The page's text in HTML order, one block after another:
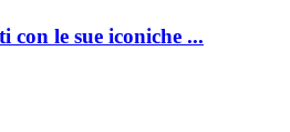
le sue iconiche ...